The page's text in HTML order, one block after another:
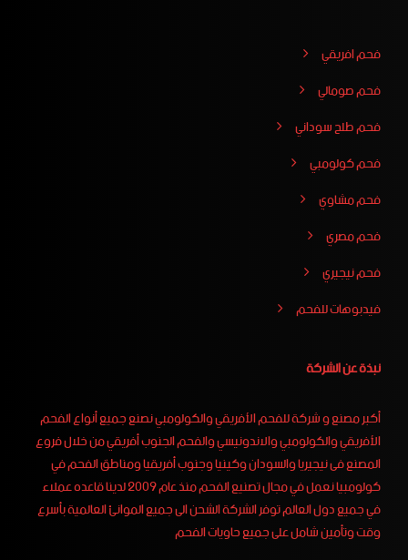
فحم افريقي
فحم صومالي
فحم طلح سوداني
فحم كولومبي
فحم مشاوي
فحم مصري
فحم نيجيري
فيدبوهات للفحم
نبذة عن الشركة
أكبر مصنع و شركة للفحم الأفريقي والكولومبي نصنع جميع أنواع الفحم
الأفريقي والكولومبي والاندونيسي والفحم الجنوب أفريقي من خلال فروع
المصنع فى نيجيريا والسودان وكينيا وجنوب أفريقيا ومناطق الفحم في
كولومبيا نعمل في مجال تصنيع الفحم منذ عام 2009 لدينا قاعده عملاء
في جميع دول العالم توفر الشركة الشحن الى جميع الموانئ العالمية بأسرع
وقت وتأمين شامل على جميع حاويات الفحم